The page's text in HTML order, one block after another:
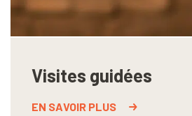
Visites guidées
EN SAVOIR PLUS